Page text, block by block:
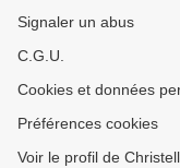
Signaler un abus
C.G.U.
Cookies et données
Préférences cookies
Voir le profil de